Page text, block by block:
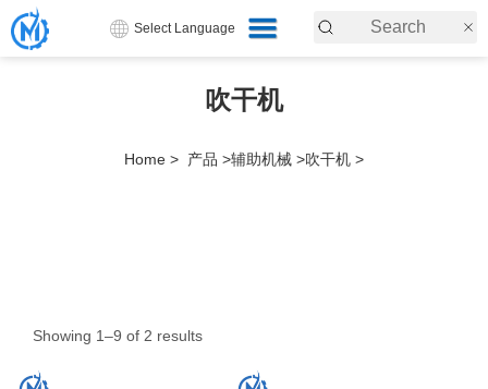
Select Language
吹干机
Home > 产品 >辅助机械 >吹干机 >
Showing 1–9 of 2 results